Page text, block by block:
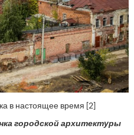
в настоящее время [2]
городской архитектуры